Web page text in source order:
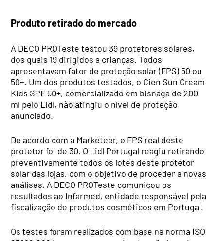
Produto retirado do mercado
A DECO PROTeste testou 39 protetores solares,
dos quais 19 dirigidos a crianças. Todos
apresentavam fator de proteção solar (FPS) 50 ou
50+. Um dos produtos testados, o Cien Sun Cream
Kids SPF 50+, comercializado em bisnaga de 200
ml pelo Lidl, não atingiu o nível de proteção
anunciado.
De acordo com a Marketeer, o FPS real deste
protetor foi de 30. O Lidl Portugal reagiu retirando
preventivamente todos os lotes deste protetor
solar das lojas, com o objetivo de proceder a novas
análises. A DECO PROTeste comunicou os
resultados ao Infarmed, entidade responsável pela
fiscalização de produtos cosméticos em Portugal.
Os testes foram realizados com base na norma ISO